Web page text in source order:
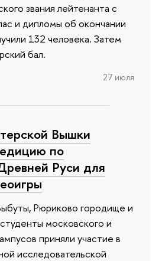
звания лейтенанта с
и дипломы об окончании
132 человека. Затем
бал.
27 июля
Вышки
по
Руси для
Рюриково городище и
московского и
приняли участие в
исследовательской